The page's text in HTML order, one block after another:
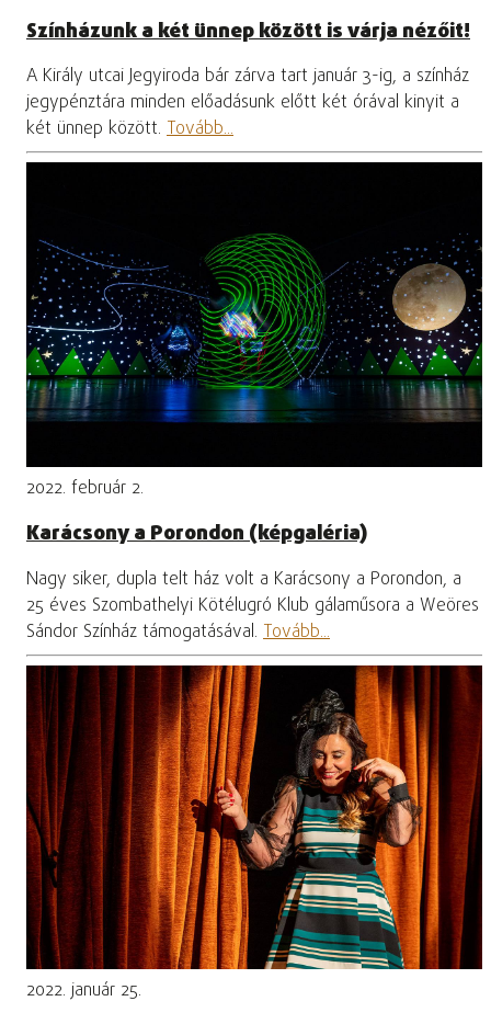
Színházunk a két ünnep között is várja nézőit!
A Király utcai Jegyiroda bár zárva tart január 3-ig, a színház
jegypénztára minden előadásunk előtt két órával kinyit a
két ünnep között. Tovább...
2022. február 2.
Karácsony a Porondon (képgaléria)
Nagy siker, dupla telt ház volt a Karácsony a Porondon, a
25 éves Szombathelyi Kötélugró Klub gálaműsora a Weöres
Sándor Színház támogatásával. Tovább...
2022. január 25.